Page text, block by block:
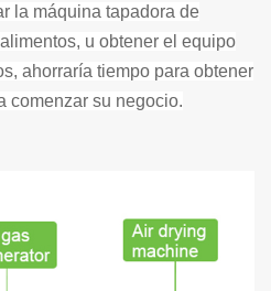
la máquina tapadora de
u obtener el equipo
ahorraría tiempo para obtener
comenzar su negocio.